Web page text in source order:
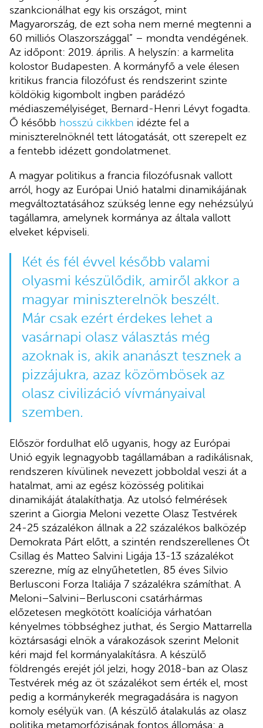
szankcionálhat egy kis országot, mint
Magyarország, de ezt soha nem merné megtenni a
60 milliós Olaszországgal” – mondta vendégének.
Az időpont: 2019. április. A helyszín: a karmelita
kolostor Budapesten. A kormányfő a vele élesen
kritikus francia filozófust és rendszerint szinte
köldökig kigombolt ingben parádézó
médiaszemélyiséget, Bernard-Henri Lévyt fogadta.
Ő később hosszú cikkben idézte fel a
miniszterelnöknél tett látogatását, ott szerepelt ez
a fentebb idézett gondolatmenet.
A magyar politikus a francia filozófusnak vallott
arról, hogy az Európai Unió hatalmi dinamikájának
megváltoztatásához szükség lenne egy nehézsúlyú
tagállamra, amelynek kormánya az általa vallott
elveket képviseli.
Két és fél évvel később valami
olyasmi készülődik, amiről akkor a
magyar miniszterelnök beszélt.
Már csak ezért érdekes lehet a
vasárnapi olasz választás még
azoknak is, akik ananászt tesznek a
pizzájukra, azaz közömbösek az
olasz civilizáció vívmányaival
szemben.
Először fordulhat elő ugyanis, hogy az Európai
Unió egyik legnagyobb tagállamában a radikálisnak,
rendszeren kívülinek nevezett jobboldal veszi át a
hatalmat, ami az egész közösség politikai
dinamikáját átalakíthatja. Az utolsó felmérések
szerint a Giorgia Meloni vezette Olasz Testvérek
24-25 százalékon állnak a 22 százalékos balközép
Demokrata Párt előtt, a szintén rendszerellenes Öt
Csillag és Matteo Salvini Ligája 13-13 százalékot
szerezne, míg az elnyűhetetlen, 85 éves Silvio
Berlusconi Forza Italiája 7 százalékra számíthat. A
Meloni–Salvini–Berlusconi csatárhármas
előzetesen megkötött koalíciója várhatóan
kényelmes többséghez juthat, és Sergio Mattarrella
köztársasági elnök a várakozások szerint Melonit
kéri majd fel kormányalakításra. A készülő
földrengés erejét jól jelzi, hogy 2018-ban az Olasz
Testvérek még az öt százalékot sem érték el, most
pedig a kormánykerék megragadására is nagyon
komoly esélyük van. (A készülő átalakulás az olasz
politika metamorfózisának fontos állomása: a